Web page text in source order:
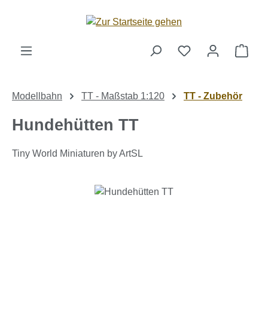
Zum Hauptinhalt springen
Modellbahn TT - Maßstab 1:120 TT - Zubehör
Hundehütten TT
Tiny World Miniaturen by ArtSL
Bildergalerie überspringen